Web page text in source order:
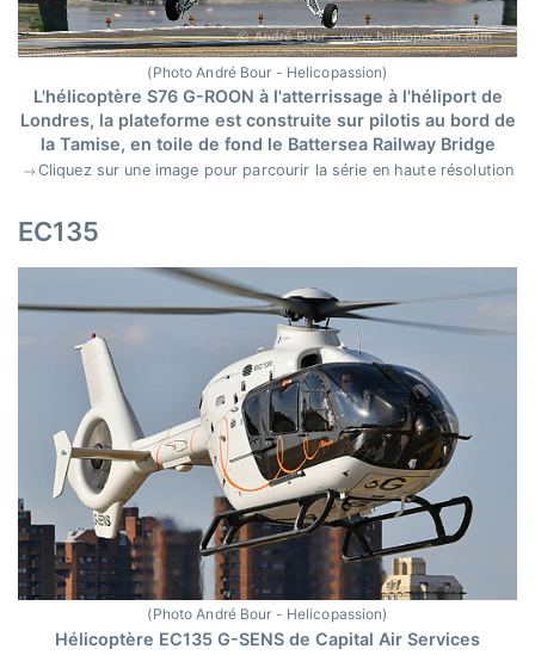
(Photo André Bour - Helicopassion)
L'hélicoptère S76 G-ROON à l'atterrissage à l'héliport de
Londres, la plateforme est construite sur pilotis au bord de
la Tamise, en toile de fond le Battersea Railway Bridge
Cliquez sur une image pour parcourir la série en haute résolution
EC135
(Photo André Bour - Helicopassion)
Hélicoptère EC135 G-SENS de Capital Air Services